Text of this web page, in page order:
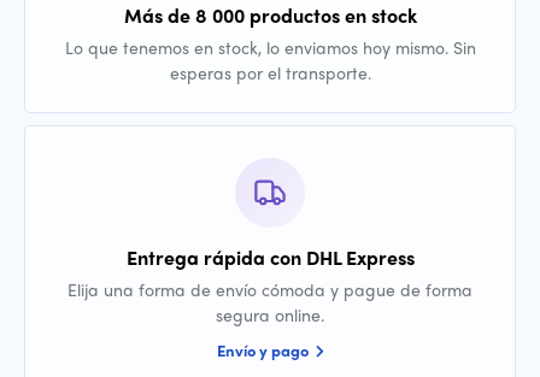
Más de 8 000 productos en stock
Lo que tenemos en stock, lo enviamos hoy mismo. Sin
esperas por el transporte.
Entrega rápida con DHL Express
Elija una forma de envío cómoda y pague de forma
segura online.
Envío y pago